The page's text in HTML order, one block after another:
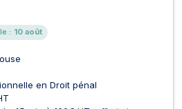
: 10 août
en Droit pénal